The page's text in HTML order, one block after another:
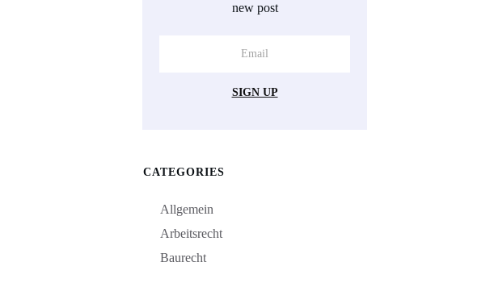
new post
SIGN UP
CATEGORIES
Allgemein
Arbeitsrecht
Baurecht